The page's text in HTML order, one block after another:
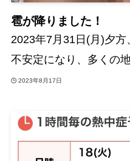
雹が降りました！
2023年7月31日(月)夕
不安定になり、多くの
2023年8月17日